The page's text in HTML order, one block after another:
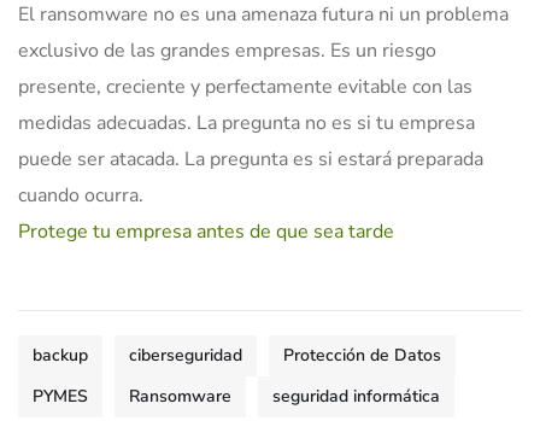
El ransomware no es una amenaza futura ni un problema
exclusivo de las grandes empresas. Es un riesgo
presente, creciente y perfectamente evitable con las
medidas adecuadas. La pregunta no es si tu empresa
puede ser atacada. La pregunta es si estará preparada
cuando ocurra.
Protege tu empresa antes de que sea tarde
backup ciberseguridad
Protección de Datos
PYMES
Ransomware
seguridad informática